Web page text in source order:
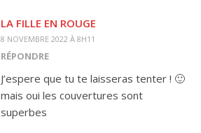
LA FILLE EN ROUGE
8 NOVEMBRE 2022 À 8H11
RÉPONDRE
J’espere que tu te laisseras tenter ! 🙂
mais oui les couvertures sont
superbes